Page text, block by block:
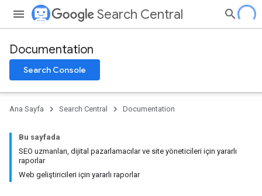
Search Central
Documentation
Search Console
Ana Sayfa Search Central Documentation
Bu sayfada
SEO uzmanları, dijital pazarlamacılar ve site yöneticileri için yararlı
raporlar
Web geliştiricileri için yararlı raporlar